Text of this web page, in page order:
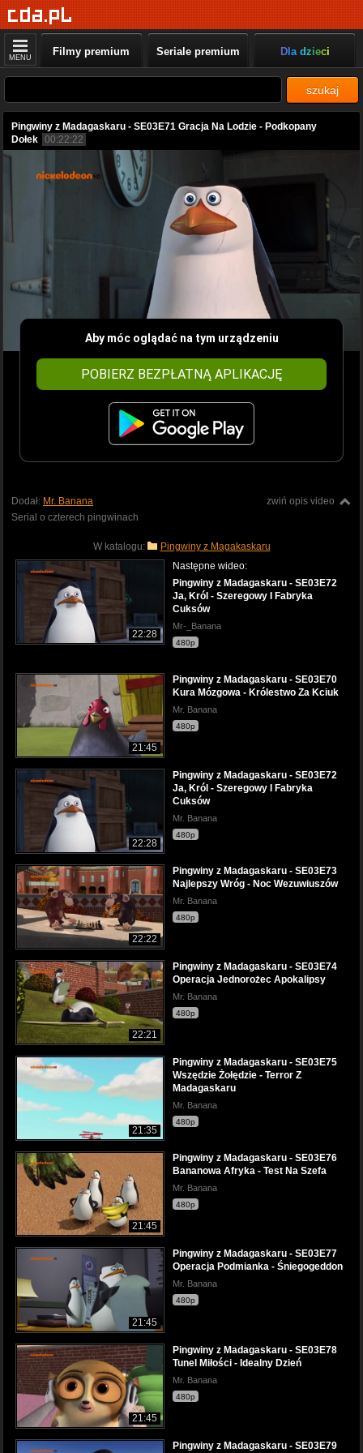
MENU Filmy premium Seriale premium Dla dzieci
szukaj
Pingwiny z Madagaskaru - SE03E71 Gracja Na Lodzie - Podkopany
Dołek 00:22:22
Aby móc oglądać na tym urządzeniu
POBIERZ BEZPŁATNĄ APLIKACJĘ
zwiń opis video
Dodał: Mr. Banana
Serial o czterech pingwinach
W katalogu: Pingwiny z Magakaskaru
22:28
Następne wideo:
Pingwiny z Madagaskaru - SE03E72
Ja, Król - Szeregowy I Fabryka
Cuksów
Mr-_Banana
480p
21:45
Pingwiny z Madagaskaru - SE03E70
Kura Mózgowa - Królestwo Za Kciuk
Mr. Banana
480p
22:28
Pingwiny z Madagaskaru - SE03E72
Ja, Król - Szeregowy I Fabryka
Cuksów
Mr. Banana
480p
22:22
Pingwiny z Madagaskaru - SE03E73
Najlepszy Wróg - Noc Wezuwiuszów
Mr. Banana
480p
22:21
Pingwiny z Madagaskaru - SE03E74
Operacja Jednorożec Apokalipsy
Mr. Banana
480p
21:35
Pingwiny z Madagaskaru - SE03E75
Wszędzie Żołędzie - Terror Z
Madagaskaru
Mr. Banana
480p
21:45
Pingwiny z Madagaskaru - SE03E76
Bananowa Afryka - Test Na Szefa
Mr. Banana
480p
21:45
Pingwiny z Madagaskaru - SE03E77
Operacja Podmianka - Śniegogeddon
Mr. Banana
480p
21:45
Pingwiny z Madagaskaru - SE03E78
Tunel Miłości - Idealny Dzień
Mr. Banana
480p
Pingwiny z Madagaskaru - SE03E79